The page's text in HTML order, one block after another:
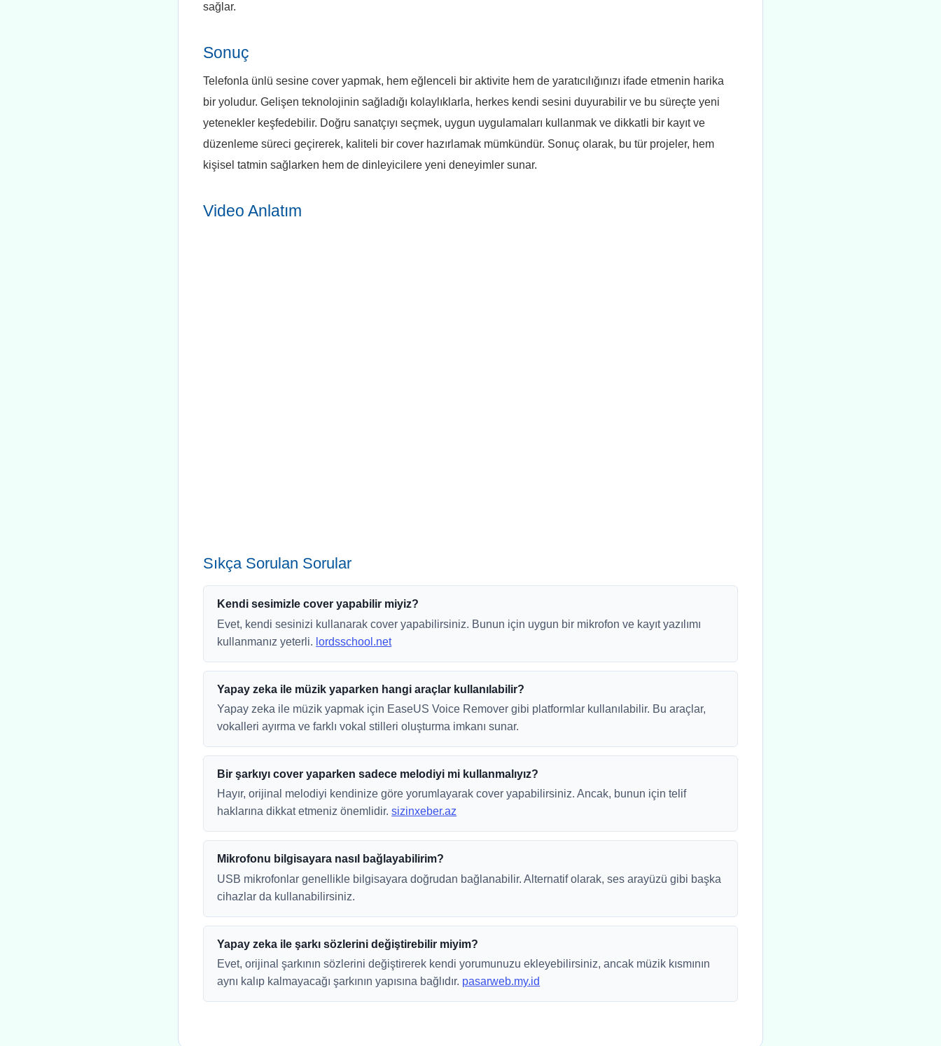
sağlar.
Sonuç
Telefonla ünlü sesine cover yapmak, hem eğlenceli bir aktivite hem de yaratıcılığınızı ifade etmenin harika
bir yoludur. Gelişen teknolojinin sağladığı kolaylıklarla, herkes kendi sesini duyurabilir ve bu süreçte yeni
yetenekler keşfedebilir. Doğru sanatçıyı seçmek, uygun uygulamaları kullanmak ve dikkatli bir kayıt ve
düzenleme süreci geçirerek, kaliteli bir cover hazırlamak mümkündür. Sonuç olarak, bu tür projeler, hem
kişisel tatmin sağlarken hem de dinleyicilere yeni deneyimler sunar.
Video Anlatım
Sıkça Sorulan Sorular
Kendi sesimizle cover yapabilir miyiz?
Evet, kendi sesinizi kullanarak cover yapabilirsiniz. Bunun için uygun bir mikrofon ve kayıt yazılımı
kullanmanız yeterli. lordsschool.net
Yapay zeka ile müzik yaparken hangi araçlar kullanılabilir?
Yapay zeka ile müzik yapmak için EaseUS Voice Remover gibi platformlar kullanılabilir. Bu araçlar,
vokalleri ayırma ve farklı vokal stilleri oluşturma imkanı sunar.
Bir şarkıyı cover yaparken sadece melodiyi mi kullanmalıyız?
Hayır, orijinal melodiyi kendinize göre yorumlayarak cover yapabilirsiniz. Ancak, bunun için telif
haklarına dikkat etmeniz önemlidir.sizinxeber.az
Mikrofonu bilgisayara nasıl bağlayabilirim?
USB mikrofonlar genellikle bilgisayara doğrudan bağlanabilir. Alternatif olarak, ses arayüzü gibi başka
cihazlar da kullanabilirsiniz.
Yapay zeka ile şarkı sözlerini değiştirebilir miyim?
Evet, orijinal şarkının sözlerini değiştirerek kendi yorumunuzu ekleyebilirsiniz, ancak müzik kısmının
aynı kalıp kalmayacağı şarkının yapısına bağlıdır. pasarweb.my.id